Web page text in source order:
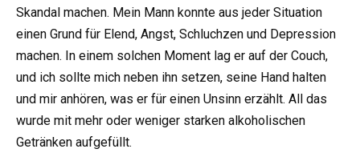
Skandal machen. Mein Mann konnte aus jeder Situation
einen Grund für Elend, Angst, Schluchzen und Depression
machen. In einem solchen Moment lag er auf der Couch,
und ich sollte mich neben ihn setzen, seine Hand halten
und mir anhören, was er für einen Unsinn erzählt. All das
wurde mit mehr oder weniger starken alkoholischen
Getränken aufgefüllt.